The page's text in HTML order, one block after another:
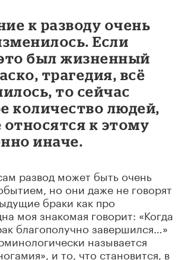
к разводу очень
Если
был жизненный
трагедия, всё
то сейчас
количество людей,
к этому
иначе.
развод может быть очень
но они даже не говорят
браки как про
моя знакомая говорит: «Когда
благополучно завершился…»
называется
и то, что становится, в